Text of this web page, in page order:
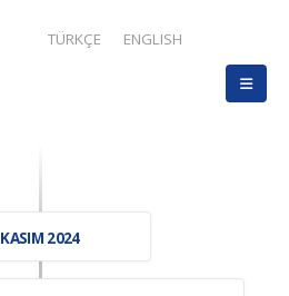
TÜRKÇE ENGLISH
KASIM 2024